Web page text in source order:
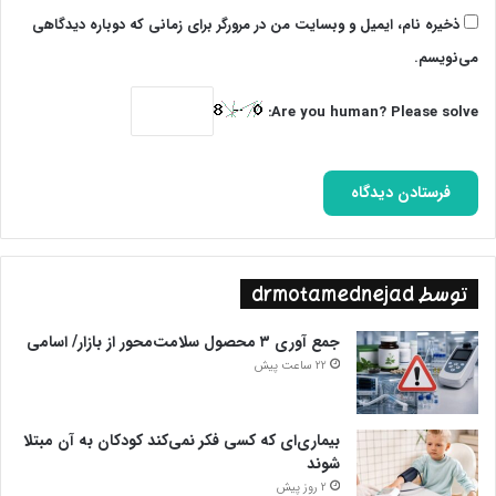
ذخیره نام، ایمیل و وبسایت من در مرورگر برای زمانی که دوباره دیدگاهی
می‌نویسم.
Are you human? Please solve:
توسط drmotamednejad
جمع آوری ۳ محصول سلامت‌محور از بازار/ اسامی
22 ساعت پیش
بیماری‌ای که کسی فکر نمی‌کند کودکان به آن مبتلا
شوند
2 روز پیش